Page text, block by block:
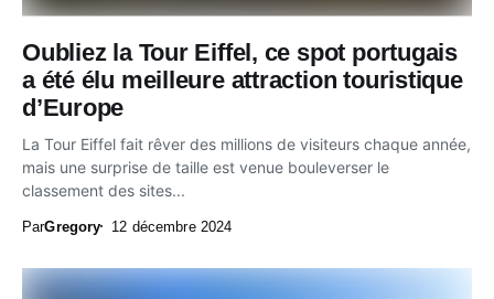
Oubliez la Tour Eiffel, ce spot portugais
a été élu meilleure attraction touristique
d’Europe
La Tour Eiffel fait rêver des millions de visiteurs chaque année,
mais une surprise de taille est venue bouleverser le
classement des sites...
ParGregory 12 décembre 2024